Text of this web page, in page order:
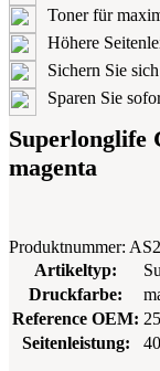
Toner für
Höhere
Sichern Sie
Sparen Sie
Superlonglife
magenta
Produktnummer:
Artikeltyp:
Druckfarbe:
Reference OEM:
Seitenleistung: